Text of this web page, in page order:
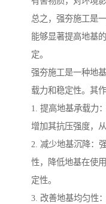
总之，强夯施工是
能够显著提高地基
定。
强夯施工是一种地
载力和稳定性。其
1. 提高地基承载力
增加其抗压强度，
2. 减少地基沉降：
性，降低地基在使
定性。
3. 改善地基均匀性